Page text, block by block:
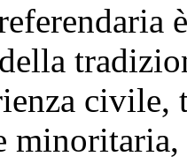
civile,
minoritaria,